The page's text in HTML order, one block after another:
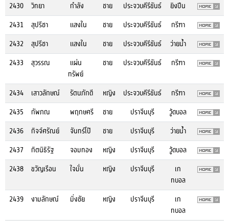
2430
วิทยา กำลัง ชาย ประจวบคีรีขันธ์
ยิงปืน
2431
สุปรีชา แสงใน ชาย ประจวบคีรีขันธ์
กรีฑา
2432
สุปรีชา แสงใน ชาย ประจวบคีรีขันธ์
ว่ายน้ำ
2433
สุวรรณ
แผ่น
ทรัพย์
ชาย ประจวบคีรีขันธ์ กรีฑา
2434 เสาวลักษณ์ รัตนภักดี หญิง ประจวบคีรีขันธ์
กรีฑา
2435
กัพภณ พฤกษศรี ชาย ปราจีนบุรี
วู้ดบอล
2436
กิจจ์ศรัณย์ จันทร์โป๊ ชาย ปราจีนบุรี
ว่ายน้ำ
2437
กิตนิธิรัฐ จอมทอง หญิง ปราจีนบุรี
วู้ดบอล
2438
ขวัญเรือน ใจมั่น หญิง ปราจีนบุรี
เก
ทบอล
2439
งามลักษณ์ มิ่งชัย หญิง ปราจีนบุรี
เก
ทบอล